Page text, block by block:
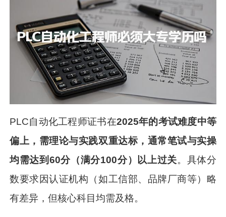
PLC自动化工程师证书在2025年的考试难度中等
偏上，需理论与实践双重达标，通常笔试与实操
均需达到60分（满分100分）以上过关。具体分
数要求因认证机构（如工信部、品牌厂商等）略
有差异，但核心科目均需及格。